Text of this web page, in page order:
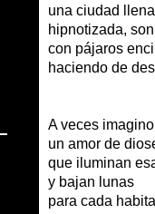
una ciudad
hipnotizada,
con pájaros
haciendo de
A veces imagino
un amor de
que iluminan
y bajan lunas
para cada